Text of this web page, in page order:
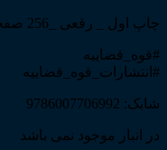
چاپ اول _ رقعی _256 صفحه
#قوه_قضاییه
#انتشارات_قوه_قضاییه
شابک: 9786007706992
در انبار موجود نمی باشد